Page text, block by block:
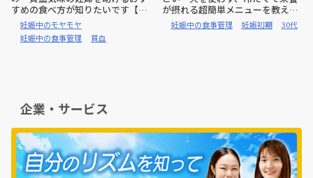
すめの食べ方が知りたいです【管
理栄養士監修:お悩み相談室】
妊娠中のモヤモヤ
妊娠中の食事管理
貧血
が摂れる超簡単メニューを教えて
【管理栄養士監修:お悩み相談室】
妊娠中の食事管理 妊娠初期 30代
企業・サービス